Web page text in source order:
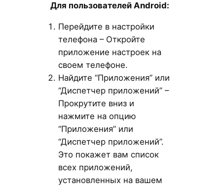
Для пользователей Android:
Перейдите в настройки
телефона – Откройте
приложение настроек на
своем телефоне.
Найдите “Приложения” или
“Диспетчер приложений” –
Прокрутите вниз и
нажмите на опцию
“Приложения” или
“Диспетчер приложений”.
Это покажет вам список
всех приложений,
установленных на вашем